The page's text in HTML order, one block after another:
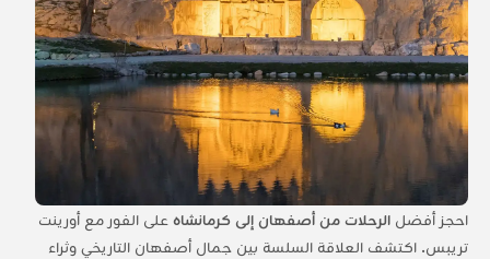
احجز أفضل الرحلات من أصفهان إلى كرمانشاهعلى الفور مع أورينت
تريبس. اكتشف العلاقة السلسة بين جمال أصفهان التاريخي وثراء